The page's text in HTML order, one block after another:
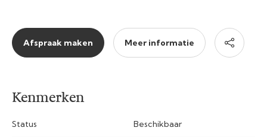
Afspraak maken Meer informatie
Kenmerken
Status Beschikbaar